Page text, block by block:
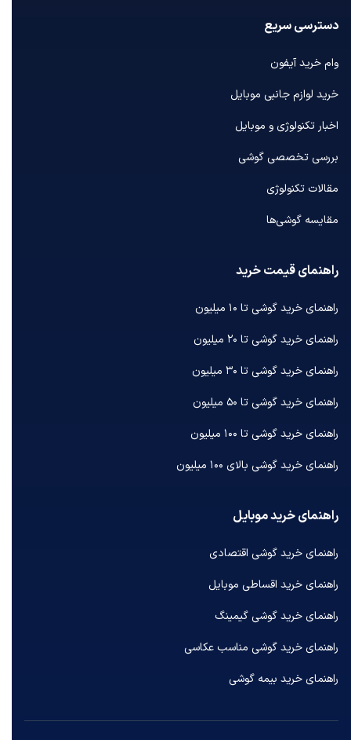
دسترسی سریع
وام خرید آیفون
خرید لوازم جانبی موبایل
اخبار تکنولوژی و موبایل
بررسی تخصصی گوشی
مقالات تکنولوژی
مقایسه گوشی‌ها
راهنمای قیمت خرید
راهنمای خرید گوشی تا ۱۰ میلیون
راهنمای خرید گوشی تا ۲۰ میلیون
راهنمای خرید گوشی تا ۳۰ میلیون
راهنمای خرید گوشی تا ۵۰ میلیون
راهنمای خرید گوشی تا ۱۰۰ میلیون
راهنمای خرید گوشی بالای ۱۰۰ میلیون
راهنمای خرید موبایل
راهنمای خرید گوشی اقتصادی
راهنمای خرید اقساطی موبایل
راهنمای خرید گوشی گیمینگ
راهنمای خرید گوشی مناسب عکاسی
راهنمای خرید بیمه گوشی